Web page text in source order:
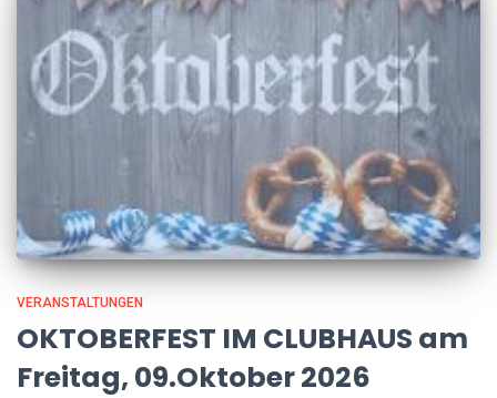
VERANSTALTUNGEN
OKTOBERFEST IM CLUBHAUS am
Freitag, 09.Oktober 2026